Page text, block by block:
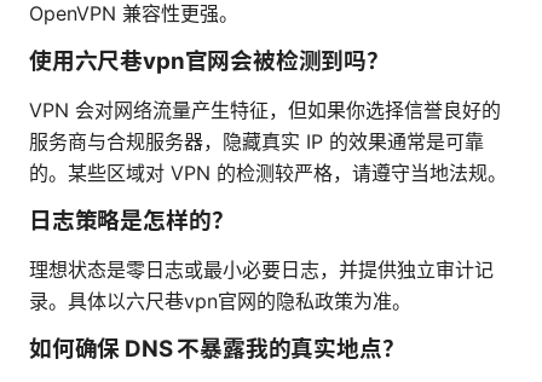
OpenVPN 兼容性更强。
使用六尺巷vpn官网会被检测到吗？
VPN 会对网络流量产生特征，但如果你选择信誉良好的
服务商与合规服务器，隐藏真实 IP 的效果通常是可靠
的。某些区域对 VPN 的检测较严格，请遵守当地法规。
日志策略是怎样的？
理想状态是零日志或最小必要日志，并提供独立审计记
录。具体以六尺巷vpn官网的隐私政策为准。
如何确保 DNS 不暴露我的真实地点？